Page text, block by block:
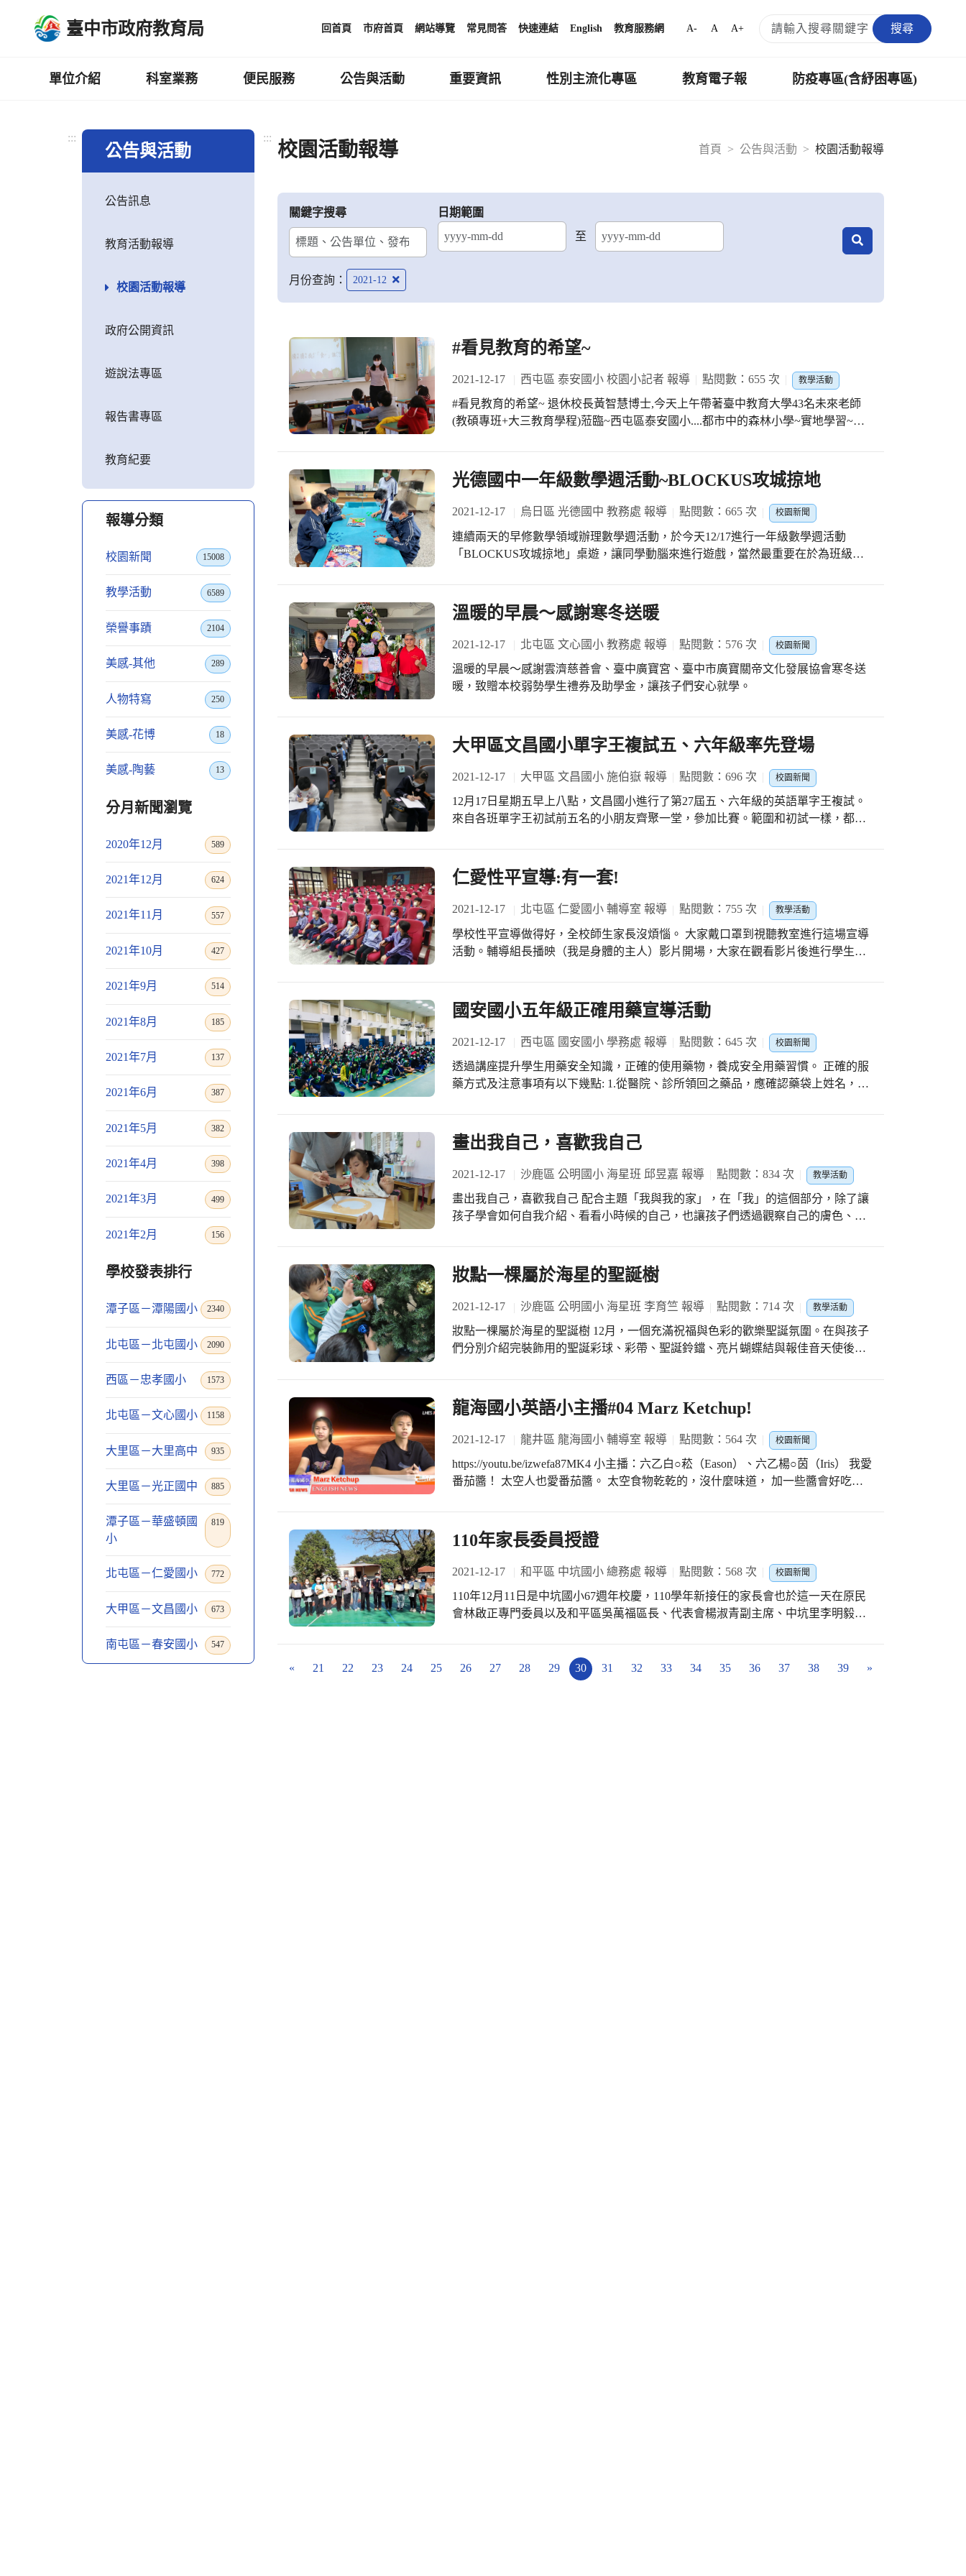
臺中市政府教育局 回首頁 市府首頁 網站導覽 常見問答 快速連結 English 教育服務網 A- A A+ 搜尋
單位介紹 科室業務 便民服務 公告與活動 重要資訊 性別主流化專區 教育電子報 防疫專區(含紓困專區)
:::
公告與活動
公告訊息
教育活動報導
校園活動報導
政府公開資訊
遊說法專區
報告書專區
教育紀要
報導分類
校園新聞 15008
教學活動 6589
榮譽事蹟 2104
美感-其他 289
人物特寫 250
美感-花博 18
美感-陶藝 13
分月新聞瀏覽
2020年12月 589
2021年12月 624
2021年11月 557
2021年10月 427
2021年9月 514
2021年8月 185
2021年7月 137
2021年6月 387
2021年5月 382
2021年4月 398
2021年3月 499
2021年2月 156
學校發表排行
潭子區－潭陽國小 2340
北屯區－北屯國小 2090
西區－忠孝國小 1573
北屯區－文心國小 1158
大里區－大里高中 935
大里區－光正國中 885
潭子區－華盛頓國
小
819
北屯區－仁愛國小 772
大甲區－文昌國小 673
南屯區－春安國小 547
:::
首頁
公告與活動 校園活動報導
校園活動報導
關鍵字搜尋
日期範圍
至
結束日期
月份查詢： 2021-12
#看見教育的希望~
2021-12-17 西屯區 泰安國小 校園小記者 報導 點閱數：655 次 教學活動
#看見教育的希望~ 退休校長黃智慧博士,今天上午帶著臺中教育大學43名未來老師
(教碩專班+大三教育學程)蒞臨~西屯區泰安國小....都市中的森林小學~實地學習~分
光德國中一年級數學週活動~BLOCKUS攻城掠地
2021-12-17 烏日區 光德國中 教務處 報導 點閱數：665 次 校園新聞
連續兩天的早修數學領域辦理數學週活動，於今天12/17進行一年級數學週活動
「BLOCKUS攻城掠地」桌遊，讓同學動腦來進行遊戲，當然最重要在於為班級及
準備，已於10月就發下各班一組桌遊，期間由各班數學老師指導、由各班先進行班
級預賽，經過層層遴選，選出每班2位同學代表班級參與競賽。 為求競賽公平，另
外需要二年級的學長姐來擔任每一組的評審、監察員。而我們發現競賽過程中，每
位同學專注於比賽的眼神、料敵於先機的策略，每一步都是觀賽的重點！經過緊
張、刺激的競賽，比賽結果已經出來了！ 恭喜從競賽中脫穎而出的班級、個人（同
分並列、增額錄取）： 獲勝班級： 第一名 110 第二名 101 第三名 102、108 第五名
明主任雅全老師佳玲老師到場指導 #多元學習跨界思考
溫暖的早晨～感謝寒冬送暖
2021-12-17 北屯區 文心國小 教務處 報導 點閱數：576 次 校園新聞
溫暖的早晨～感謝雲濟慈善會、臺中廣寶宮、臺中市廣寶關帝文化發展協會寒冬送
暖，致贈本校弱勢學生禮券及助學金，讓孩子們安心就學。
大甲區文昌國小單字王複試五、六年級率先登場
2021-12-17 大甲區 文昌國小 施伯嶽 報導 點閱數：696 次 校園新聞
12月17日星期五早上八點，文昌國小進行了第27屆五、六年級的英語單字王複試。
來自各班單字王初試前五名的小朋友齊聚一堂，參加比賽。範圍和初試一樣，都是
限公司用行動支持這個活動，熱情贊助複試各年級組的第一名將頒發200元圖書禮
券、第二名頒發100元圖書禮券。 今天上場的共有62位學生，沒有人缺席。大家都
視為是一種很高的榮譽，很重視這樣的機會。單字王複試向來競爭激烈，今天的成
績尚未出爐，但是從以往的經驗，常會發生許多人同分的情形，競爭情形可見一
般。我們很有信心的說，在文昌國小畢業的絕大多數的學生，都可以將教育部所規
劃的1200單字，熟稔十之八九。有了這個基礎上，將來上了國中，在英文這方面一
仁愛性平宣導:有一套!
2021-12-17 北屯區 仁愛國小 輔導室 報導 點閱數：755 次 教學活動
學校性平宣導做得好，全校師生家長沒煩惱。 大家戴口罩到視聽教室進行這場宣導
活動。輔導組長播映（我是身體的主人）影片開場，大家在觀看影片後進行學生喜
裝地帶、勇敢說不、逃離現場、告訴信任的人…等重要關鍵概念，確實應用於生活
情境中，以增進學生自我保護的能力。 輔導組和宜老師表示：這場性平宣導很重要
也很實用，在防疫期間感謝級任配合協助，讓每個學生從小就體認自己才是身體主
國安國小五年級正確用藥宣導活動
2021-12-17 西屯區 國安國小 學務處 報導 點閱數：645 次 校園新聞
透過講座提升學生用藥安全知識，正確的使用藥物，養成安全用藥習慣。 正確的服
藥方式及注意事項有以下幾點: 1.從醫院、診所領回之藥品，應確認藥袋上姓名，並
服用中西藥，應相隔時間視個人病情而定，如無法避免，應告知醫師及尋求專業人
員協助。 6.藥品請依指示密封存放，避光、避熱、避潮濕，如有異樣即不可再服
用。 7.服藥應遵從醫師或藥師指示，不可任意添加藥量或其他藥品，且不得擅自提
供他人服用，以免意外發生。 8.酸痛貼布請勿貼在有傷口處，以免造成感染。
畫出我自己，喜歡我自己
2021-12-17 沙鹿區 公明國小 海星班 邱昱嘉 報導 點閱數：834 次 教學活動
畫出我自己，喜歡我自己 配合主題「我與我的家」，在「我」的這個部分，除了讓
孩子學會如何自我介紹、看看小時候的自己，也讓孩子們透過觀察自己的膚色、臉
的表達機會。 另外，也透過繪本「我喜歡我自己」的導讀設計學習單，期待能夠藉
此與家人共同討論出孩子的優勢能力或特色。有孩子回答：「我喜歡我自己，因為
我會唱歌。」有孩子回答：「我喜歡我自己，因為我會幫忙丟垃圾。」還有孩子更
妝點一棵屬於海星的聖誕樹
2021-12-17 沙鹿區 公明國小 海星班 李育竺 報導 點閱數：714 次 教學活動
妝點一棵屬於海星的聖誕樹 12月，一個充滿祝福與色彩的歡樂聖誕氛圍。在與孩子
們分別介紹完裝飾用的聖誕彩球、彩帶、聖誕鈴鐺、亮片蝴蝶結與報佳音天使後，
官體驗。過程中孩子們也需要透過觀察整體，學習將裝飾品盡量分散開，以讓整棵
樹都可以被點亮起來，培養美感經驗。 可以與小海星一起裝飾聖誕樹，是一件很幸
福的事，期待接下來一系列的聖誕活動，可以讓整個月充滿滿滿的聖誕幸福感。
龍海國小英語小主播#04 Marz Ketchup!
2021-12-17 龍井區 龍海國小 輔導室 報導 點閱數：564 次 校園新聞
https://youtu.be/izwefa87MK4 小主播：六乙白○菘（Eason）、六乙楊○茵（Iris） 我愛
番茄醬！ 太空人也愛番茄醬。 太空食物乾乾的，沒什麼味道， 加一些醬會好吃一
-------------------------------ICRT News for Kids
110年家長委員授證
2021-12-17 和平區 中坑國小 總務處 報導 點閱數：568 次 校園新聞
110年12月11日是中坑國小67週年校慶，110學年新接任的家長會也於這一天在原民
會林啟正專門委員以及和平區吳萬福區長、代表會楊淑青副主席、中坑里李明毅里
« 21 22 23 24 25 26 27 28 29 30 31 32 33 34 35 36 37 38 39 »